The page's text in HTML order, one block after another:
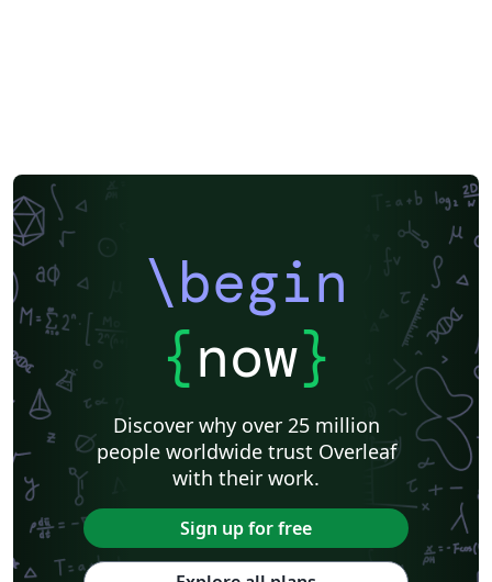
\begin
{now}
Discover why over 25 million
people worldwide trust Overleaf
with their work.
Sign up for free